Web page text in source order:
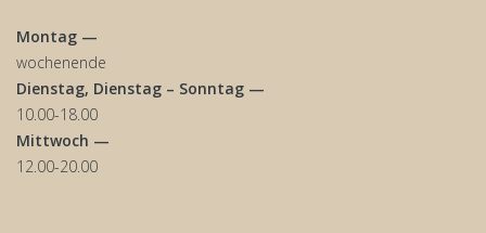
Montag —
wochenende
Dienstag, Dienstag – Sonntag —
10.00-18.00
Mittwoch —
12.00-20.00